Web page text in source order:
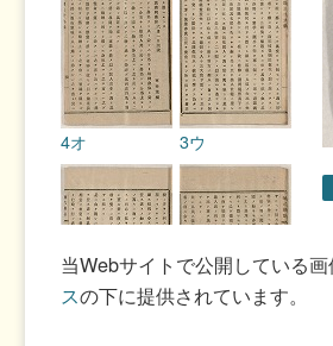
3ウ
4オ
当Webサイトで公開している
スの下に提供されています。